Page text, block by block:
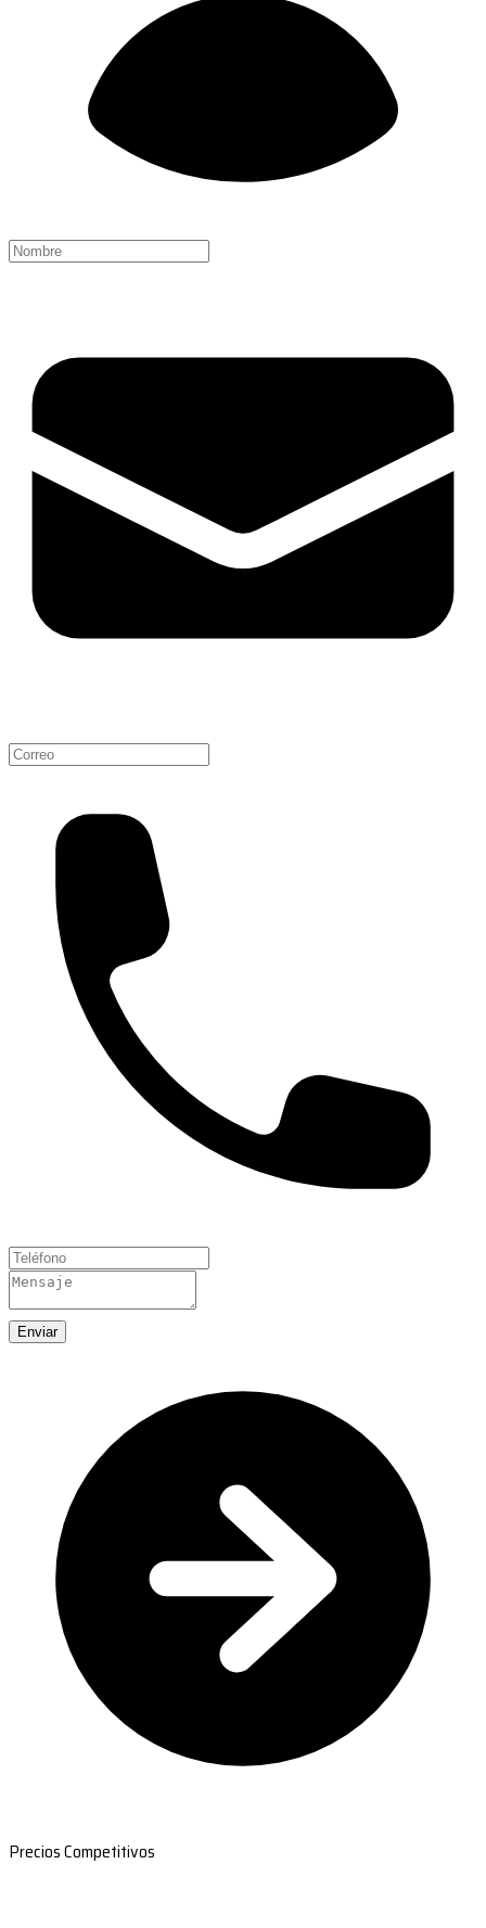
Enviar
Precios Competitivos